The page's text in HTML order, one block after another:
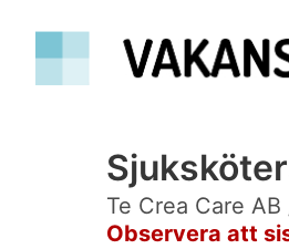
Te Crea Care
Observera att